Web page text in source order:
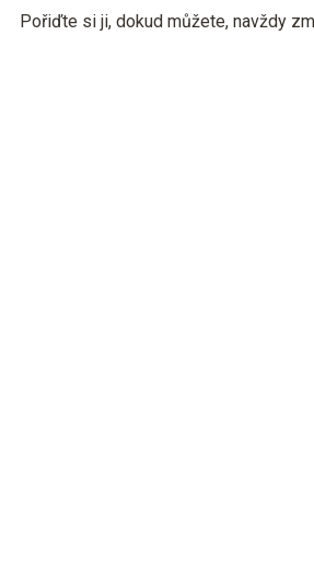
Pořiďte si ji, dokud můžete, navždy